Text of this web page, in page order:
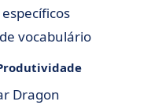
vocabulário
Dragon